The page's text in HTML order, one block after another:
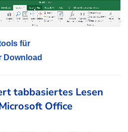
für
Download
tabbasiertes Lesen
Office